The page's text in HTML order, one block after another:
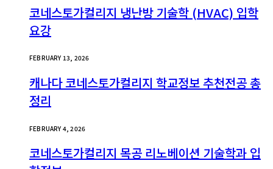
코네스토가컬리지 냉난방 기술학 (HVAC) 입학
요강
FEBRUARY 13, 2026
캐나다 코네스토가컬리지 학교정보 추천전공 총
정리
FEBRUARY 4, 2026
코네스토가컬리지 목공 리노베이션 기술학과 입